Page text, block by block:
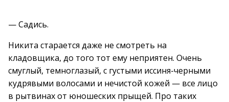
— Садись.
Никита старается даже не смотреть на
кладовщика, до того тот ему неприятен. Очень
смуглый, темноглазый, с густыми иссиня-черными
кудрявыми волосами и нечистой кожей — все лицо
в рытвинах от юношеских прыщей. Про таких